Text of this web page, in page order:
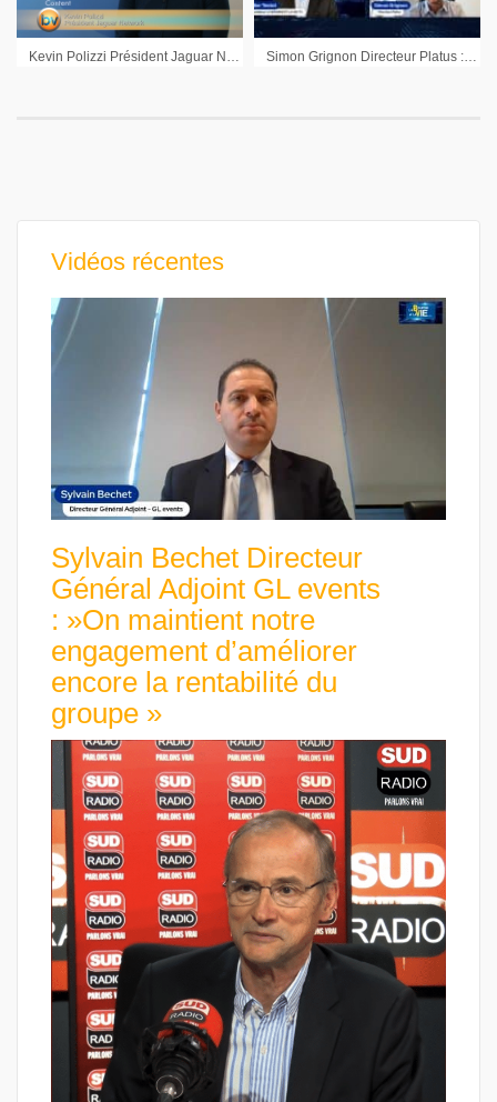
Vidéos récentes
Sylvain Bechet Directeur
Général Adjoint GL events
: »On maintient notre
engagement d’améliorer
encore la rentabilité du
groupe »